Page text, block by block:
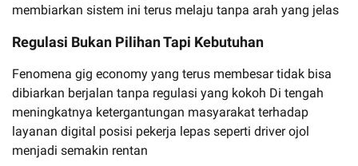
membiarkan sistem ini terus melaju tanpa arah yang jelas
Regulasi Bukan Pilihan Tapi Kebutuhan
Fenomena gig economy yang terus membesar tidak bisa
dibiarkan berjalan tanpa regulasi yang kokoh Di tengah
meningkatnya ketergantungan masyarakat terhadap
layanan digital posisi pekerja lepas seperti driver ojol
menjadi semakin rentan